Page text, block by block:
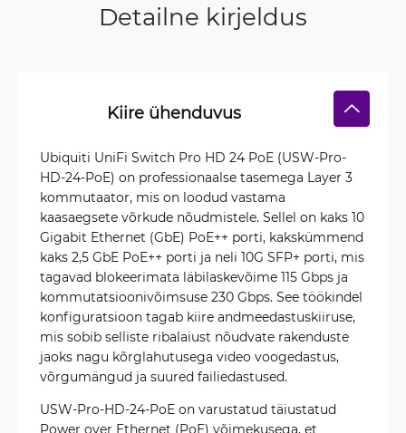
Detailne kirjeldus
Kiire ühenduvus
Ubiquiti UniFi Switch Pro HD 24 PoE (USW-Pro-
HD-24-PoE) on professionaalse tasemega Layer 3
kommutaator, mis on loodud vastama
kaasaegsete võrkude nõudmistele. Sellel on kaks 10
Gigabit Ethernet (GbE) PoE++ porti, kakskümmend
kaks 2,5 GbE PoE++ porti ja neli 10G SFP+ porti, mis
tagavad blokeerimata läbilaskevõime 115 Gbps ja
kommutatsioonivõimsuse 230 Gbps. See töökindel
konfiguratsioon tagab kiire andmeedastuskiiruse,
mis sobib selliste ribalaiust nõudvate rakenduste
jaoks nagu kõrglahutusega video voogedastus,
võrgumängud ja suured failiedastused.
USW-Pro-HD-24-PoE on varustatud täiustatud
Power over Ethernet (PoE) võimekusega, et